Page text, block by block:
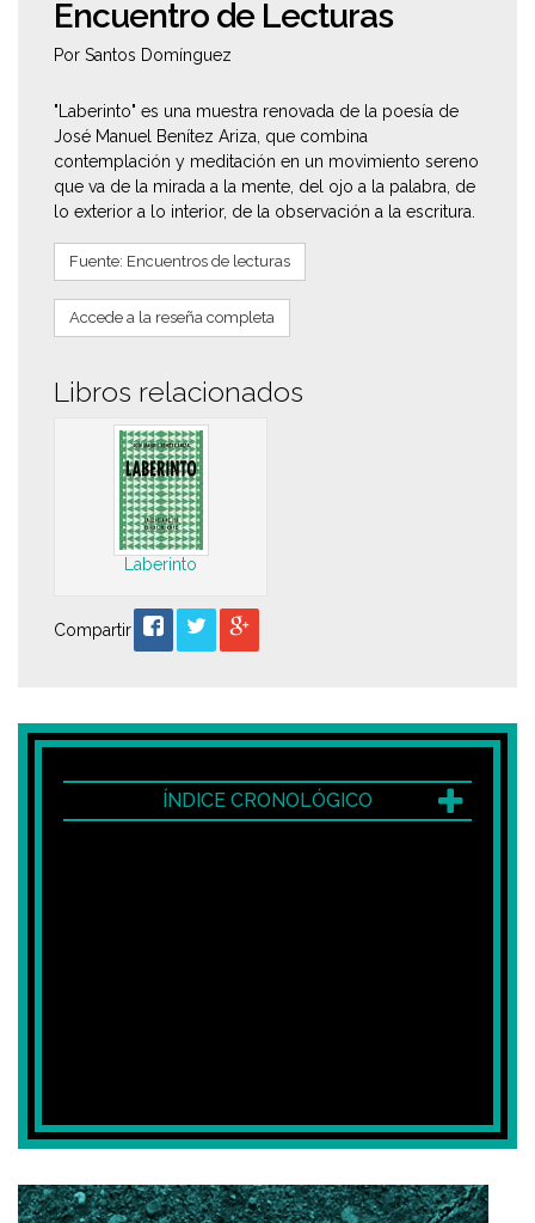
Encuentro de Lecturas
Por Santos Domínguez
"Laberinto" es una muestra renovada de la poesía de
José Manuel Benítez Ariza, que combina
contemplación y meditación en un movimiento sereno
que va de la mirada a la mente, del ojo a la palabra, de
lo exterior a lo interior, de la observación a la escritura.
Fuente: Encuentros de lecturas
Accede a la reseña completa
Libros relacionados
Laberinto
Compartir
ÍNDICE CRONOLÓGICO